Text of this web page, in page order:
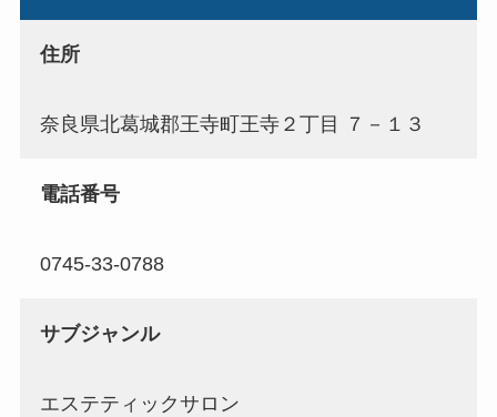
住所
奈良県北葛城郡王寺町王寺２丁目 ７－１３
電話番号
0745-33-0788
サブジャンル
エステティックサロン